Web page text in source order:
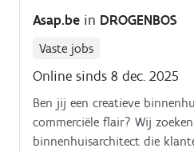
Asap.be in DROGENBOS
Vaste jobs
Online sinds 8 dec. 2025
Ben jij een creatieve
commerciële flair? Wij
binnenhuisarchitect die